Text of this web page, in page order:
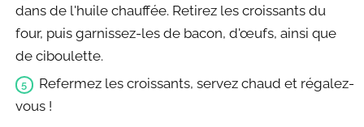
dans de l'huile chauffée. Retirez les croissants du
four, puis garnissez-les de bacon, d'œufs, ainsi que
de ciboulette.
Refermez les croissants, servez chaud et régalez-
vous !